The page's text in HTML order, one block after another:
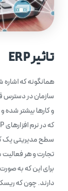
تاثیرERP
سازمان در دسترس
و کارها بیشتر شده
سطح مدیریتی یک
تجارت و هر فعالیت
برای این که به
دارند. چون که